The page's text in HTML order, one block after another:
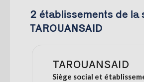
2 établissements de la
TAROUANSAID
TAROUANSAID
Siège social et